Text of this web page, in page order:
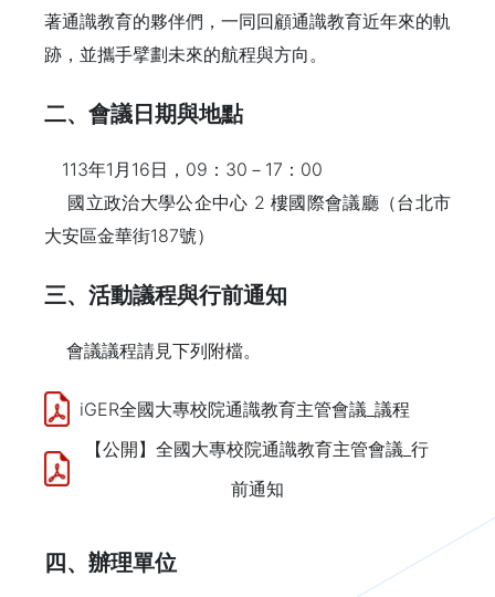
著通識教育的夥伴們，一同回顧通識教育近年來的軌
跡，並攜手擘劃未來的航程與方向。
二、會議日期與地點
113年1月16日，09：30－17：00
國立政治大學公企中心 2 樓國際會議廳（台北市
大安區金華街187號）
三、活動議程與行前通知
會議議程請見下列附檔。
iGER全國大專校院通識教育主管會議_議程
【公開】全國大專校院通識教育主管會議_行
前通知
四、辦理單位